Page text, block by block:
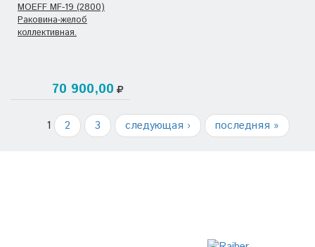
MOEFF MF-19 (2800)
Раковина-желоб
коллективная.
70 900,00
1 2 3 следующая › последняя »